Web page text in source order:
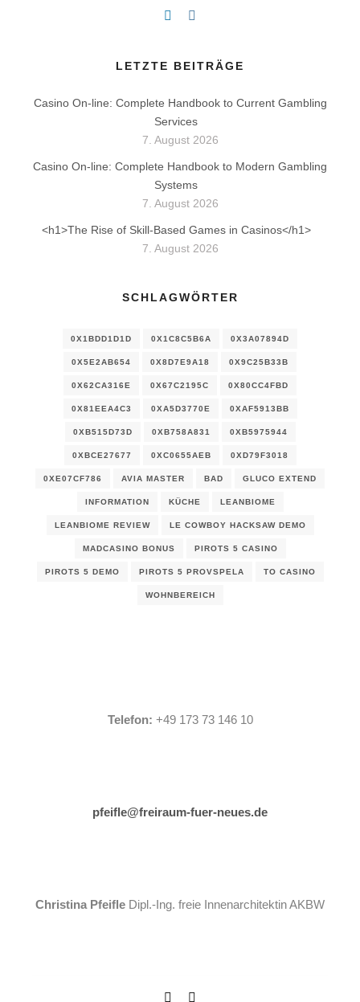
LETZTE BEITRÄGE
Casino On-line: Complete Handbook to Current Gambling
Services
7. August 2026
Casino On-line: Complete Handbook to Modern Gambling
Systems
7. August 2026
<h1>The Rise of Skill-Based Games in Casinos</h1>
7. August 2026
SCHLAGWÖRTER
0X1BDD1D1D 0X1C8C5B6A 0X3A07894D
0X5E2AB654 0X8D7E9A18 0X9C25B33B
0X62CA316E 0X67C2195C 0X80CC4FBD
0X81EEA4C3 0XA5D3770E 0XAF5913BB
0XB515D73D 0XB758A831 0XB5975944
0XBCE27677 0XC0655AEB 0XD79F3018
0XE07CF786 AVIA MASTER BAD GLUCO EXTEND
INFORMATION KÜCHE LEANBIOME
LEANBIOME REVIEW LE COWBOY HACKSAW DEMO
MADCASINO BONUS PIROTS 5 CASINO
PIROTS 5 DEMO PIROTS 5 PROVSPELA TO CASINO
WOHNBEREICH
Telefon: +49 173 73 146 10
pfeifle@freiraum-fuer-neues.de
Christina Pfeifle Dipl.-Ing. freie Innenarchitektin AKBW